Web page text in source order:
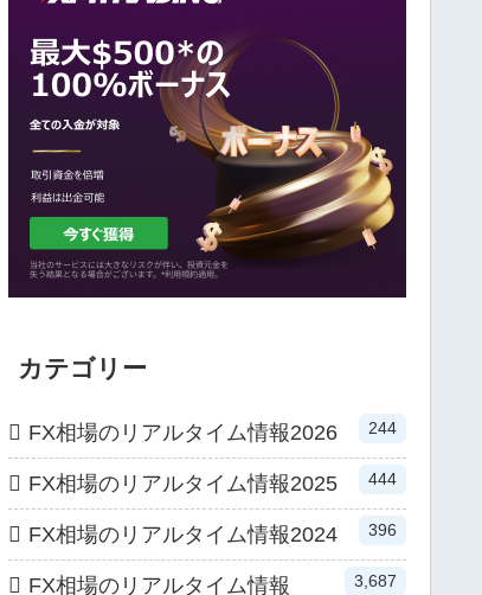
カテゴリー
FX相場のリアルタイム情報2026 244
FX相場のリアルタイム情報2025 444
FX相場のリアルタイム情報2024 396
FX相場のリアルタイム情報 3,687